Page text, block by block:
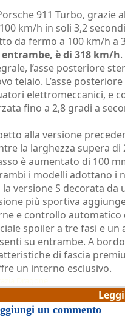
911 Turbo, grazie
km/h in soli 3,2
da fermo a 100 km/h a
entrambe, è di 318 km/h
l’asse posteriore
telaio. L’asse
elettromeccanici, e
fino a 2,8 gradi a
alla versione
la larghezza supera di
è aumentato di 100
i modelli adottano i
la versione S decorata da
più sportiva
e controllo automatico
spoiler a tre fasi e
su entrambe. A
di fascia
un interno esclusivo.
un commento